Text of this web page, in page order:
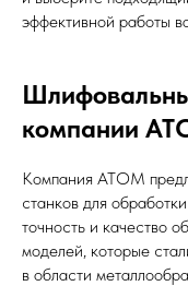
эффективной работы
компании
Компания АТОМ
станков для
точность и качество
моделей, которые
в области